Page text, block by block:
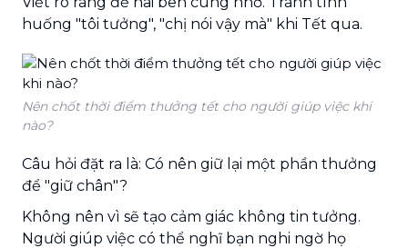
huống "tôi tưởng", "chị nói vậy mà" khi Tết qua.
Nên chốt thời điểm thưởng tết cho người giúp việc khi
nào?
Câu hỏi đặt ra là: Có nên giữ lại một phần thưởng
để "giữ chân"?
Không nên vì sẽ tạo cảm giác không tin tưởng.
Người giúp việc có thể nghĩ bạn nghi ngờ họ